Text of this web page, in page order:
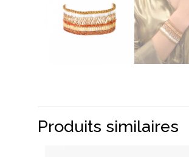
Produits similaires